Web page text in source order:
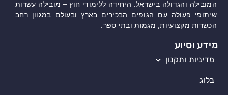
המובילה והגדולה בישראל. היחידה ללימודי חוץ – מובילה עשרות
שיתופי פעולה עם הגופים הבכירים בארץ ובעולם במגוון רחב
הכשרות מקצועיות, מגמות ובתי ספר.
מידע וסיוע
מדיניות ותקנון
בלוג